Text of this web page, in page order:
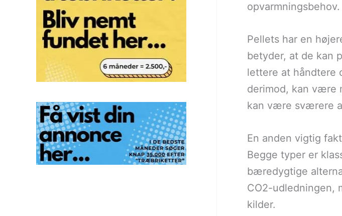
opvarmningsbehov.
Pellets har en
betyder, at de kan
lettere at håndtere
derimod, kan være
kan være sværere
En anden vigtig
Begge typer er
bæredygtige
CO2-udledningen,
kilder.